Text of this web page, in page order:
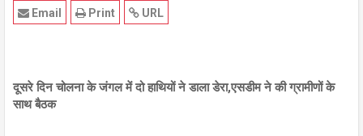
URL
Print
Email
दूसरे दिन चोलना के जंगल में दो हाथियों ने डाला डेरा,एसडीम ने की ग्रामीणों के
साथ बैठक